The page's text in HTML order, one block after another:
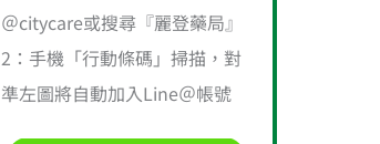
＠citycare或搜尋『麗登藥局』
2：手機「行動條碼」掃描，對
準左圖將自動加入Line＠帳號